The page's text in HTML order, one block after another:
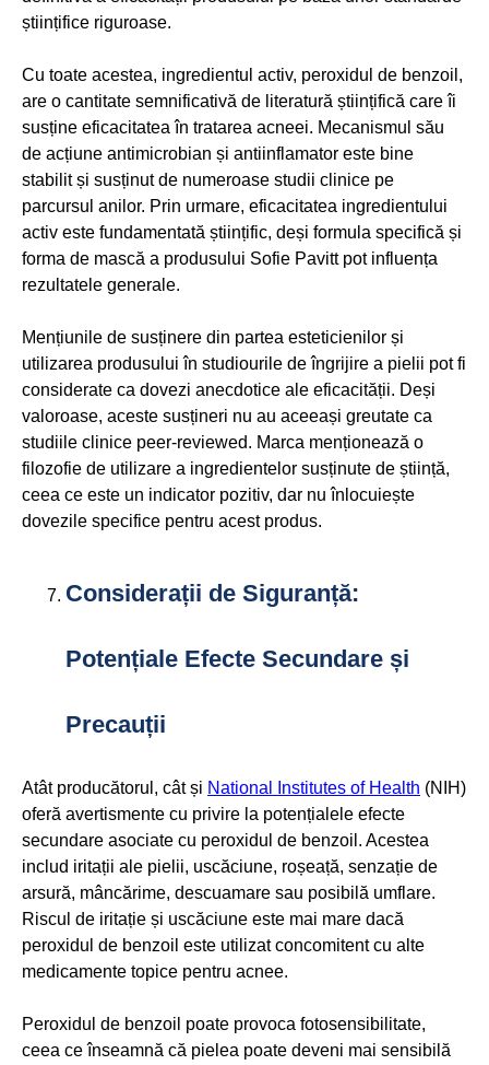
științifice riguroase.
Cu toate acestea, ingredientul activ, peroxidul de benzoil,
are o cantitate semnificativă de literatură științifică care îi
susține eficacitatea în tratarea acneei. Mecanismul său
de acțiune antimicrobian și antiinflamator este bine
stabilit și susținut de numeroase studii clinice pe
parcursul anilor. Prin urmare, eficacitatea ingredientului
activ este fundamentată științific, deși formula specifică și
forma de mască a produsului Sofie Pavitt pot influența
rezultatele generale.
Mențiunile de susținere din partea esteticienilor și
utilizarea produsului în studiourile de îngrijire a pielii pot fi
considerate ca dovezi anecdotice ale eficacității. Deși
valoroase, aceste susțineri nu au aceeași greutate ca
studiile clinice peer-reviewed. Marca menționează o
filozofie de utilizare a ingredientelor susținute de știință,
ceea ce este un indicator pozitiv, dar nu înlocuiește
dovezile specifice pentru acest produs.
Considerații de Siguranță:
Potențiale Efecte Secundare și
Precauții
Atât producătorul, cât și National Institutes of Health (NIH)
oferă avertismente cu privire la potențialele efecte
secundare asociate cu peroxidul de benzoil. Acestea
includ iritații ale pielii, uscăciune, roșeață, senzație de
arsură, mâncărime, descuamare sau posibilă umflare.
Riscul de iritație și uscăciune este mai mare dacă
peroxidul de benzoil este utilizat concomitent cu alte
medicamente topice pentru acnee.
Peroxidul de benzoil poate provoca fotosensibilitate,
ceea ce înseamnă că pielea poate deveni mai sensibilă